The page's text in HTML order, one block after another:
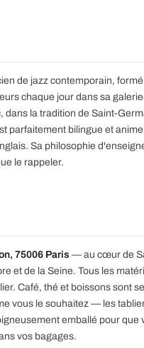
de jazz contemporain,
chaque jour dans sa
dans la tradition de Saint-
parfaitement bilingue et
Sa philosophie
le rappeler.
75006 Paris — au cœur de
et de la Seine. Tous les
Café, thé et boissons sont
vous le souhaitez — les
emballé pour que
vos bagages.